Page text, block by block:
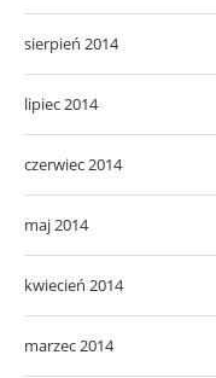
sierpień 2014
lipiec 2014
czerwiec 2014
maj 2014
kwiecień 2014
marzec 2014